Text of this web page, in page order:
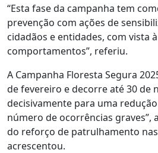
“Esta fase da campanha tem
prevenção com ações de
cidadãos e entidades, com vista
comportamentos”, referiu.
A Campanha Floresta Segura
de fevereiro e decorre até 30 de
decisivamente para uma
número de ocorrências graves”,
do reforço de patrulhamento
acrescentou.